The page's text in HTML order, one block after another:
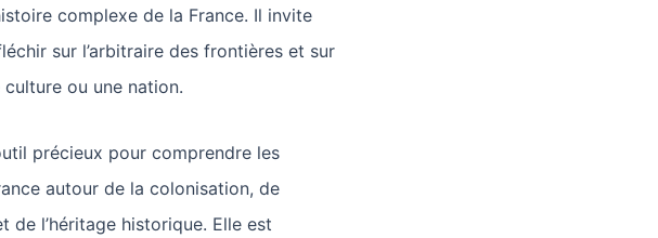
complexe de la France. Il invite
sur l’arbitraire des frontières et sur
ou une nation.
précieux pour comprendre les
autour de la colonisation, de
de l’héritage historique. Elle est